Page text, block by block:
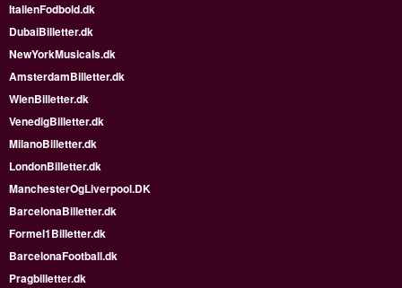
ItalienFodbold.dk
DubaiBilletter.dk
NewYorkMusicals.dk
AmsterdamBilletter.dk
WienBilletter.dk
VenedigBilletter.dk
MilanoBilletter.dk
LondonBilletter.dk
ManchesterOgLiverpool.DK
BarcelonaBilletter.dk
Formel1Billetter.dk
BarcelonaFootball.dk
Pragbilletter.dk